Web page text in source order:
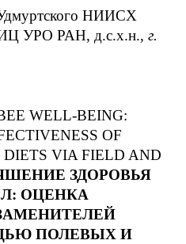
НИИСХ
УРО РАН, д.с.х.н., г.
WELL-BEING:
OF
VIA FIELD AND
ЗДОРОВЬЯ
ОЦЕНКА
ПОЛЕВЫХ И